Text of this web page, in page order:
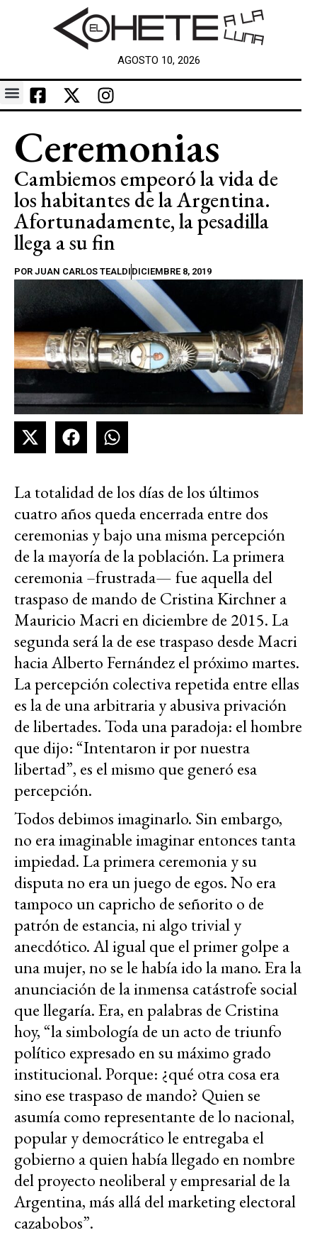
AGOSTO 10, 2026
Ceremonias
Cambiemos empeoró la vida de
los habitantes de la Argentina.
Afortunadamente, la pesadilla
llega a su fin
POR JUAN CARLOS TEALDI DICIEMBRE 8, 2019
La totalidad de los días de los últimos
cuatro años queda encerrada entre dos
ceremonias y bajo una misma percepción
de la mayoría de la población. La primera
ceremonia –frustrada— fue aquella del
traspaso de mando de Cristina Kirchner a
Mauricio Macri en diciembre de 2015. La
segunda será la de ese traspaso desde Macri
hacia Alberto Fernández el próximo martes.
La percepción colectiva repetida entre ellas
es la de una arbitraria y abusiva privación
de libertades. Toda una paradoja: el hombre
que dijo: “Intentaron ir por nuestra
libertad”, es el mismo que generó esa
percepción.
Todos debimos imaginarlo. Sin embargo,
no era imaginable imaginar entonces tanta
impiedad. La primera ceremonia y su
disputa no era un juego de egos. No era
tampoco un capricho de señorito o de
patrón de estancia, ni algo trivial y
anecdótico. Al igual que el primer golpe a
una mujer, no se le había ido la mano. Era la
anunciación de la inmensa catástrofe social
que llegaría. Era, en palabras de Cristina
hoy, “la simbología de un acto de triunfo
político expresado en su máximo grado
institucional. Porque: ¿qué otra cosa era
sino ese traspaso de mando? Quien se
asumía como representante de lo nacional,
popular y democrático le entregaba el
gobierno a quien había llegado en nombre
del proyecto neoliberal y empresarial de la
Argentina, más allá del marketing electoral
cazabobos”.